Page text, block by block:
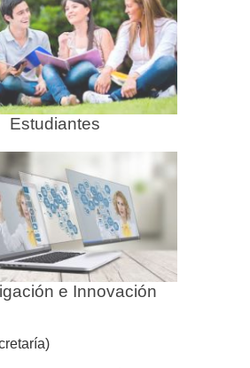
Estudiantes
e Innovación